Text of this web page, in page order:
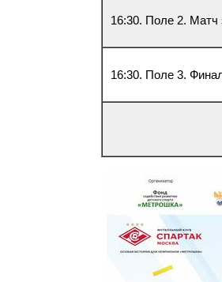
16:30. Поле 2. Матч
16:30. Поле 3.